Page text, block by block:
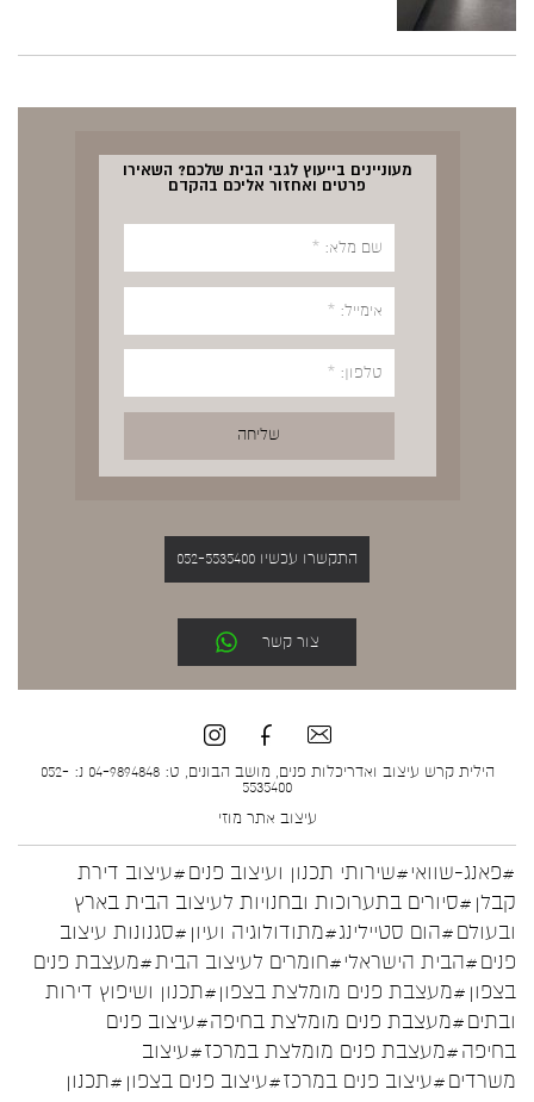
מעוניינים בייעוץ לגבי הבית שלכם? השאירו
פרטים ואחזור אליכם בהקדם
התקשרו עכשיו 052-5535400
צור קשר
הילית קרש עיצוב ואדריכלות פנים, מושב הבונים, ט: 04-9894848 נ: 052-
5535400
עיצוב אתר מוזי
#פאנג-שוואי#שירותי תכנון ועיצוב פנים#עיצוב דירת
קבלן #סיורים בתערוכות ובחנויות לעיצוב הבית בארץ
ובעולם#הום סטיילינג#מתודולוגיה ועיון #סגנונות עיצוב
פנים#הבית הישראלי#חומרים לעיצוב הבית#מעצבת פנים
בצפון #מעצבת פנים מומלצת בצפון#תכנון ושיפוץ דירות
ובתים#מעצבת פנים מומלצת בחיפה#עיצוב פנים
בחיפה#מעצבת פנים מומלצת במרכז#עיצוב
משרדים#עיצוב פנים במרכז#עיצוב פנים בצפון #תכנון